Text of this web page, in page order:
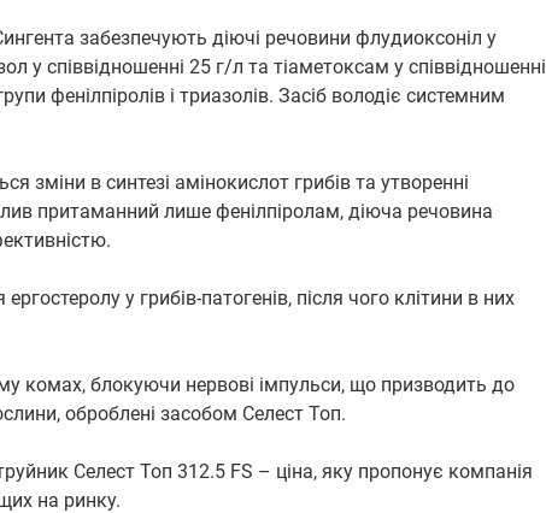
забезпечують діючі речовини флудиоксоніл у
у співвідношенні 25 г/л та тіаметоксам у співвідношенні
фенілпіролів і триазолів. Засіб володіє системним
зміни в синтезі амінокислот грибів та утворенні
притаманний лише фенілпіролам, діюча речовина
у грибів-патогенів, після чого клітини в них
комах, блокуючи нервові імпульси, що призводить до
оброблені засобом Селест Топ.
Селест Топ 312.5 FS – ціна, яку пропонує компанія
на ринку.